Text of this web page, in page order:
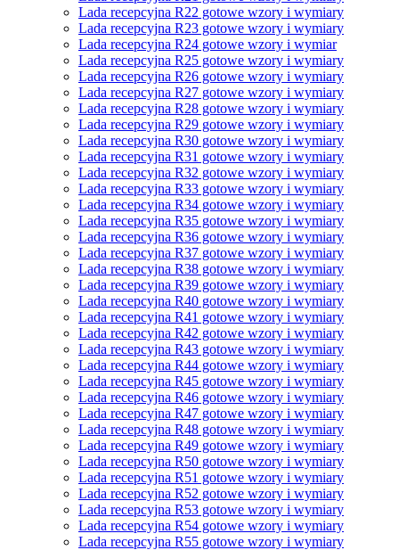
Lada recepcyjna R22 gotowe wzory i wymiary
Lada recepcyjna R23 gotowe wzory i wymiary
Lada recepcyjna R24 gotowe wzory i wymiar
Lada recepcyjna R25 gotowe wzory i wymiary
Lada recepcyjna R26 gotowe wzory i wymiary
Lada recepcyjna R27 gotowe wzory i wymiary
Lada recepcyjna R28 gotowe wzory i wymiary
Lada recepcyjna R29 gotowe wzory i wymiary
Lada recepcyjna R30 gotowe wzory i wymiary
Lada recepcyjna R31 gotowe wzory i wymiary
Lada recepcyjna R32 gotowe wzory i wymiary
Lada recepcyjna R33 gotowe wzory i wymiary
Lada recepcyjna R34 gotowe wzory i wymiary
Lada recepcyjna R35 gotowe wzory i wymiary
Lada recepcyjna R36 gotowe wzory i wymiary
Lada recepcyjna R37 gotowe wzory i wymiary
Lada recepcyjna R38 gotowe wzory i wymiary
Lada recepcyjna R39 gotowe wzory i wymiary
Lada recepcyjna R40 gotowe wzory i wymiary
Lada recepcyjna R41 gotowe wzory i wymiary
Lada recepcyjna R42 gotowe wzory i wymiary
Lada recepcyjna R43 gotowe wzory i wymiary
Lada recepcyjna R44 gotowe wzory i wymiary
Lada recepcyjna R45 gotowe wzory i wymiary
Lada recepcyjna R46 gotowe wzory i wymiary
Lada recepcyjna R47 gotowe wzory i wymiary
Lada recepcyjna R48 gotowe wzory i wymiary
Lada recepcyjna R49 gotowe wzory i wymiary
Lada recepcyjna R50 gotowe wzory i wymiary
Lada recepcyjna R51 gotowe wzory i wymiary
Lada recepcyjna R52 gotowe wzory i wymiary
Lada recepcyjna R53 gotowe wzory i wymiary
Lada recepcyjna R54 gotowe wzory i wymiary
Lada recepcyjna R55 gotowe wzory i wymiary